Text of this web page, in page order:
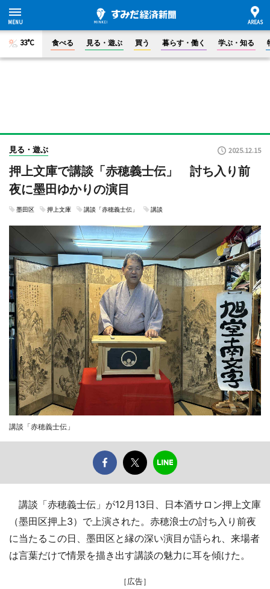
33°C 食べる 見る・遊ぶ 買う 暮らす・働く 学ぶ・知る
見る・遊ぶ 2025.12.15
押上文庫で講談「赤穂義士伝」 討ち入り前
夜に墨田ゆかりの演目
墨田区 押上文庫 講談「赤穂義士伝」 講談
講談「赤穂義士伝」
講談「赤穂義士伝」が12月13日、日本酒サロン押上文庫
（墨田区押上3）で上演された。赤穂浪士の討ち入り前夜
に当たるこの日、墨田区と縁の深い演目が語られ、来場者
は言葉だけで情景を描き出す講談の魅力に耳を傾けた。
［広告］